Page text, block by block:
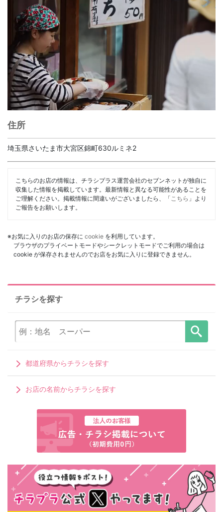
住所
埼玉県さいたま市大宮区錦町630ルミネ2
こちらのお店の情報は、チラシプラス運営会社のセブンネットが独自に
収集した情報を掲載しています。最新情報と異なる可能性があることを
ご理解ください。掲載情報に間違いがございましたら、「 こちら 」より
ご報告をお願いします。
※お気に入りのお店の保存に cookie を利用しています。
ブラウザのプライベートモードやシークレットモードでご利用の場合は
cookie が保存されませんのでお店をお気に入りに登録できません。
チラシを探す
都道府県からチラシを探す
お店の名前からチラシを探す